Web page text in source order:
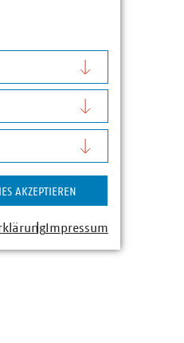
Bereichsleiter
AKZEPTIEREN
Impressum